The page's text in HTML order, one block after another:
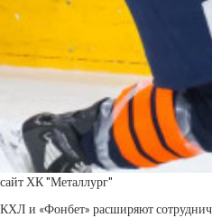
сайт ХК "Металлург"
КХЛ и «Фонбет» расширяют